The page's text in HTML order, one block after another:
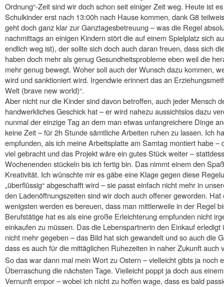
Ordnung“-Zeit sind wir doch schon seit einiger Zeit weg. Heute ist
Schulkinder erst nach 13:00h nach Hause kommen, dank G8
geht doch ganz klar zur Ganztagesbetreuung – was die Regel
nachmittags an einigen Kindern stört die auf einem Spielplatz sich
endlich weg ist), der sollte sich doch auch daran freuen, dass sich
haben doch mehr als genug Gesundheitsprobleme eben weil die
mehr genug bewegt. Woher soll auch der Wunsch dazu kommen,
wird und sanktioniert wird. Irgendwie erinnert das an
Welt (brave new world)“.
Aber nicht nur die Kinder sind davon betroffen, auch jeder Mensch
handwerkliches Geschick hat – er wird nahezu aussichtslos dazu
nunmal der einzige Tag an dem man etwas unfangreichere Dinge
keine Zeit – für 2h Stunde sämtliche Arbeiten ruhen zu lassen. Ich
empfunden, als ich meine Arbeitsplatte am Samtag montiert habe
viel gebracht und das Projekt wäre ein gutes Stück weiter –
Wochenenden stückeln bis ich fertig bin. Das nimmt einem den
Kreativität. Ich wünschte mir es gäbe eine Klage gegen diese
„überflüssig“ abgeschafft wird – sie passt einfach nicht mehr in
den Ladenöffnungszeiten sind wir doch auch offener geworden.
wenigsten werden es bereuen, dass man mittlerweile in der Regel
Berufstätige hat es als eine große Erleichterung empfunden nicht
einkaufen zu müssen. Das die Lebenspartnerin den Einkauf
nicht mehr gegeben – das Bild hat sich gewandelt und so auch die
dass es auch für die mittäglichen Ruhezeiten in naher Zukunft auch
So das war dann mal mein Wort zu Ostern – vielleicht gibts ja noch
Überraschung die nächsten Tage. Vielleicht poppt ja doch aus
Vernunft empor – wobei ich nicht zu hoffen wage, dass es bald